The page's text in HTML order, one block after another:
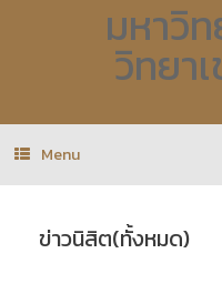
มหาวิ
วิทยา
Menu
ข่าวนิสิต(ทั้งหมด)